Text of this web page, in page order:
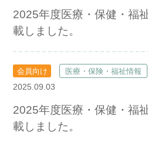
2025年度医療・保健・福
載しました。
会員向け 医療・保険・福祉情報
2025.09.03
2025年度医療・保健・福
載しました。